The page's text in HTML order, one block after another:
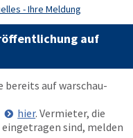
- Ihre Meldung
auf
bereits aufwarschau-
hier. Vermieter, die
eingetragen sind, melden